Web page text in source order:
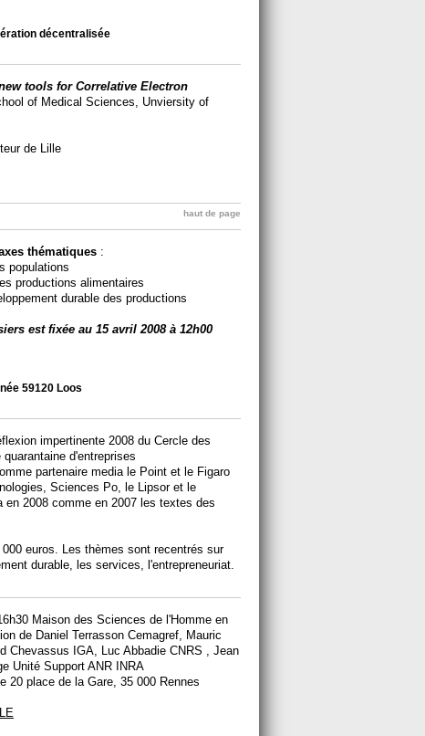
décentralisée
tools for Correlative Electron
of Medical Sciences, Unviersity of
de Lille
haut de page
thématiques :
populations
productions alimentaires
durable des productions
est fixée au 15 avril 2008 à 12h00
59120 Loos
impertinente 2008 du Cercle des
d'entreprises
partenaire media le Point et le Figaro
Sciences Po, le Lipsor et le
en 2008 comme en 2007 les textes des
euros. Les thèmes sont recentrés sur
durable, les services, l'entrepreneuriat.
Maison des Sciences de l'Homme en
de Daniel Terrasson Cemagref, Mauric
Chevassus IGA, Luc Abbadie CNRS , Jean
Unité Support ANR INRA
20 place de la Gare, 35 000 Rennes